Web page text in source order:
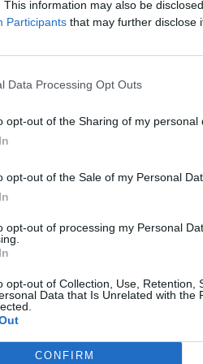
This information may also be
Participants that may further disclose
Data Processing Opt Outs
opt-out of the Sharing of my personal
opt-out of the Sale of my Personal
opt-out of processing my Personal
opt-out of Collection, Use, Retention,
Data that Is Unrelated with the
CONFIRM
όταν αναζητάς ειδήσεις στη
προτιμώμενη πηγή
της Google
στις 31/10 για
ΓΚΛΕΝ'' Ν.Π. 12235, με
βόρεια Μεθάνων.
Λ.Σ-ΕΛ.ΑΚΤ. καθώς και
το “ΛΟΡΝΤ
με ασφάλεια.